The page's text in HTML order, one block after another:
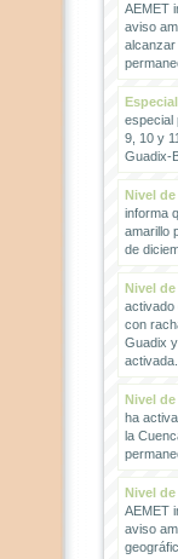
AEMET
aviso
especial
9, 10 y
Guadix-
Nivel
informa
amarillo
de
Nivel
activado
con
Guadix
activada...
Nivel
ha
la
Nivel
AEMET
aviso